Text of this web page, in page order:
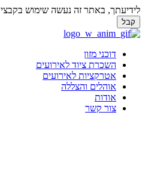
לידיעתך, באתר זה נעשה שימוש בקבצי Cookies. המשך גלישה באתר מהווה הסכמה לשימוש זה. למידע נוסף על
קבל
דלג
דוכני מזון
השכרת ציוד לאירועים
אטרקציות לאירועים
אוהלים והצללה
אודות
צור קשר